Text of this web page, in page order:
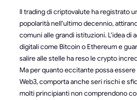
Il trading di criptovalute ha registrato
popolarità nell'ultimo decennio,
comuni alle grandi istituzioni. L'idea di
digitali come Bitcoin o Ethereum e
salire alle stelle ha reso le crypto
Ma per quanto eccitante possa
Web3, comporta anche seri rischi e
molti principianti non comprendono